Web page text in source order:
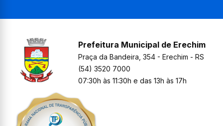
Prefeitura Municipal de Erechim
Praça da Bandeira, 354 - Erechim - RS
(54) 3520 7000
07:30h às 11:30h e das 13h às 17h